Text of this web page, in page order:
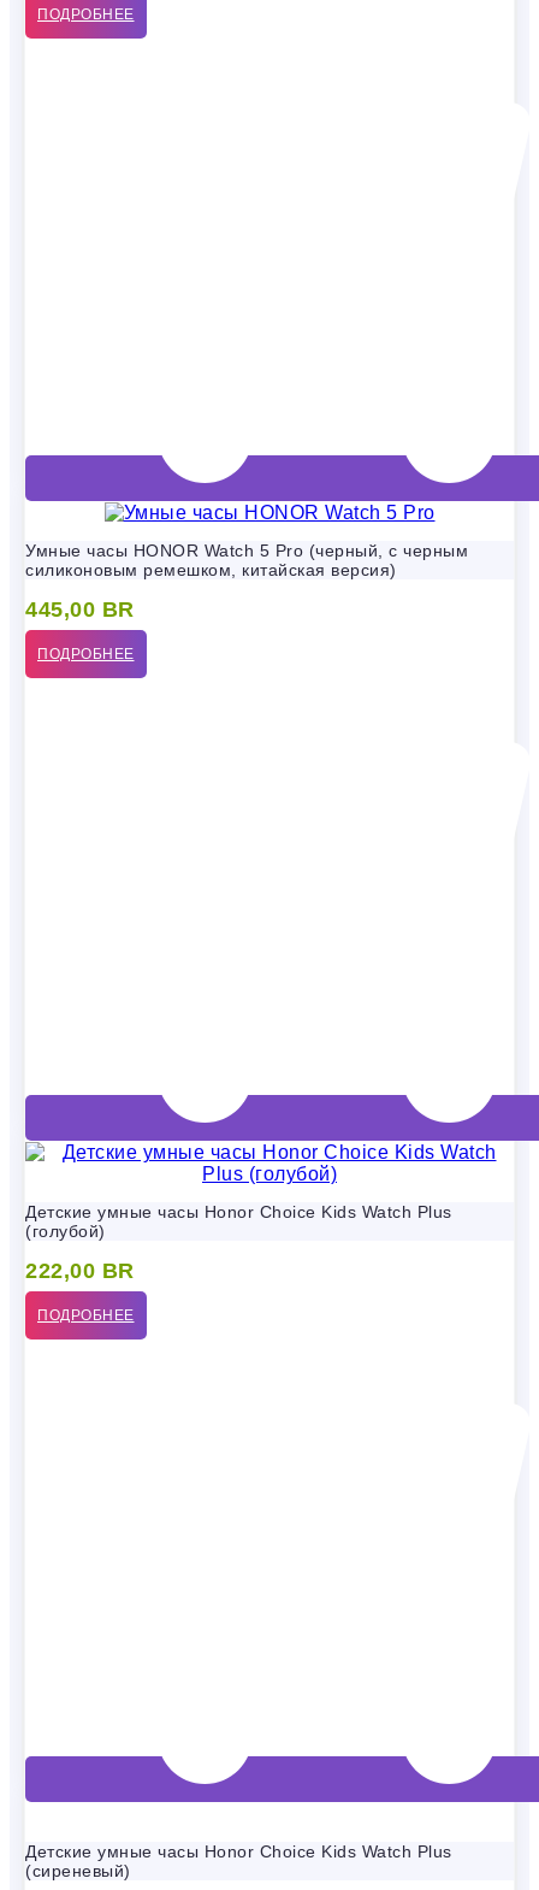
ПОДРОБНЕЕ
Умные часы HONOR Watch 5 Pro (черный, с черным
силиконовым ремешком, китайская версия)
445,00 BR
ПОДРОБНЕЕ
Детские умные часы Honor Choice Kids Watch Plus
(голубой)
222,00 BR
ПОДРОБНЕЕ
Детские умные часы Honor Choice Kids Watch Plus
(сиреневый)